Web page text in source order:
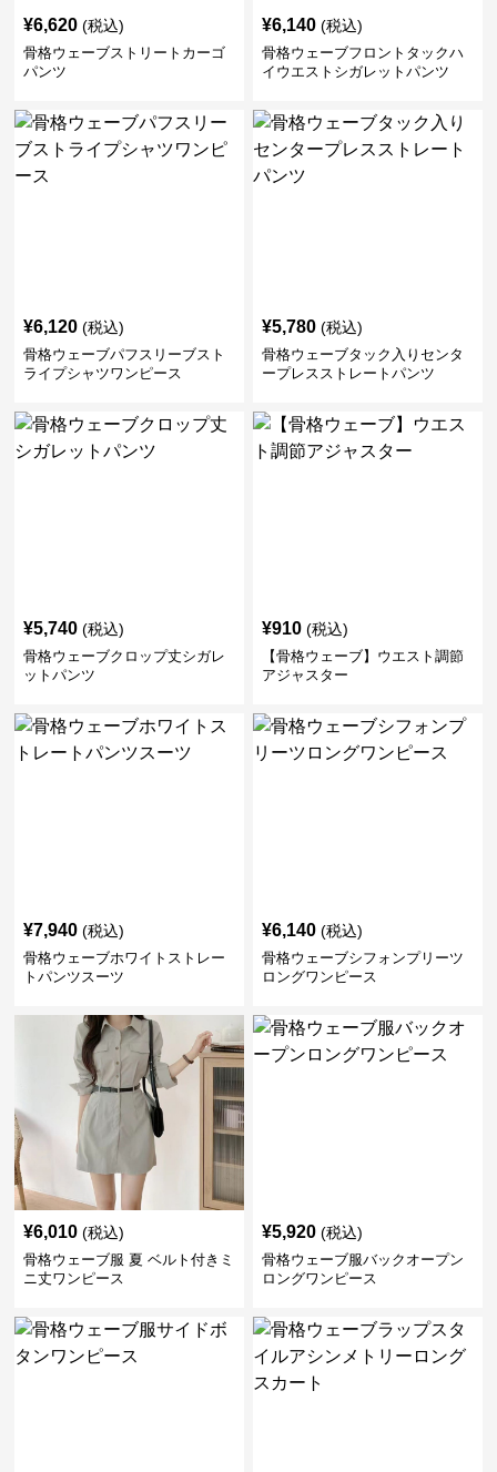
¥6,620 (税込)
骨格ウェーブストリートカーゴ
パンツ
¥6,140 (税込)
骨格ウェーブフロントタックハ
イウエストシガレットパンツ
¥6,120 (税込)
骨格ウェーブパフスリーブスト
ライプシャツワンピース
¥5,780 (税込)
骨格ウェーブタック入りセンタ
ープレスストレートパンツ
¥5,740 (税込)
骨格ウェーブクロップ丈シガレ
ットパンツ
¥910 (税込)
【骨格ウェーブ】ウエスト調節
アジャスター
¥7,940 (税込)
骨格ウェーブホワイトストレー
トパンツスーツ
¥6,140 (税込)
骨格ウェーブシフォンプリーツ
ロングワンピース
¥6,010 (税込)
骨格ウェーブ服 夏 ベルト付きミ
ニ丈ワンピース
¥5,920 (税込)
骨格ウェーブ服バックオープン
ロングワンピース